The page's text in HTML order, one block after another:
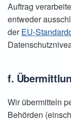
Auftrag
entweder
derEU-
f.
Wir übermitteln
Behörden